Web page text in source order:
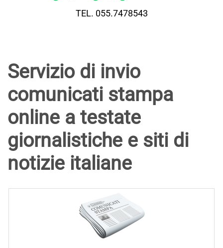
TEL. 055.7478543
Servizio di invio
comunicati stampa
online a testate
giornalistiche e siti di
notizie italiane